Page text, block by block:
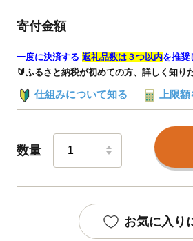
寄付金額
一度に決済する 返礼品数は３つ以内を推奨
🔰ふるさと納税が初めての方、詳しく知り
仕組みについて知る 上限
数量
お気に入り